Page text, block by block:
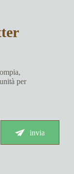
per
invia